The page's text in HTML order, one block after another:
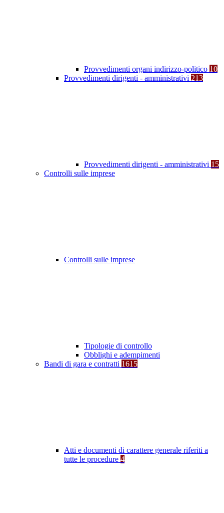
Provvedimenti organi indirizzo-politico 10
Provvedimenti dirigenti - amministrativi 213
Provvedimenti dirigenti - amministrativi 15
Controlli sulle imprese
Controlli sulle imprese
Tipologie di controllo
Obblighi e adempimenti
Bandi di gara e contratti 1615
Atti e documenti di carattere generale riferiti a
tutte le procedure 4